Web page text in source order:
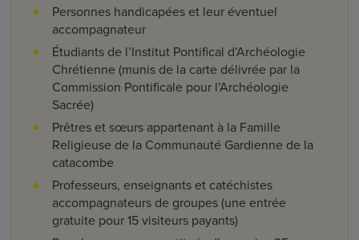
Personnes handicapées et leur éventuel
accompagnateur
Étudiants de l’Institut Pontifical d’Archéologie
Chrétienne (munis de la carte délivrée par la
Commission Pontificale pour l’Archéologie
Sacrée)
Prêtres et sœurs appartenant à la Famille
Religieuse de la Communauté Gardienne de la
catacombe
Professeurs, enseignants et catéchistes
accompagnateurs de groupes (une entrée
gratuite pour 15 visiteurs payants)